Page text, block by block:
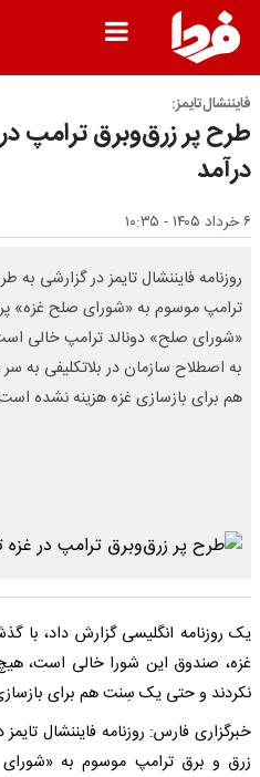
فایننشال‌تایمز:
طرح پر زرق‌وبرق ترامپ
درآمد
۶ خرداد ۱۴۰۵ - ۱۰:۳۵
روزنامه فایننشال تایمز در گزارشی
ترامپ موسوم به «شورای صلح غزه»
به اصطلاح سازمان در بلاتکلیفی
هم برای بازسازی غزه هزینه نشده
یک روزنامه انگلیسی گزارش داد،
غزه، صندوق این شورا خالی است،
نکردند و حتی یک سِنت هم برای
خبرگزاری فارس: روزنامه فایننشال
زرق و برق ترامپ موسوم به